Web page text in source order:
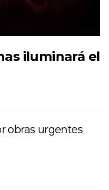
iluminará el
obras urgentes